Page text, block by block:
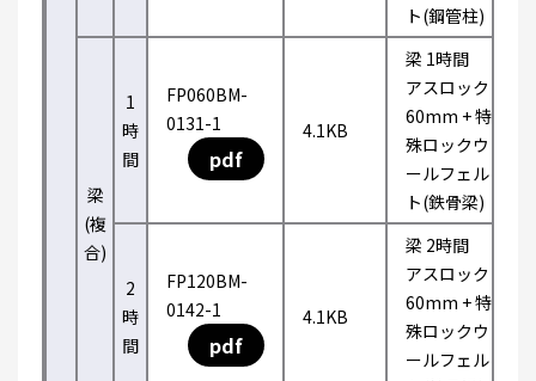
ト(鋼管柱)
梁
(複
合)
1
時
間
FP060BM-
0131-1
pdf
4.1KB
梁 1時間
アスロック
60mm + 特
殊ロックウ
ールフェル
ト(鉄骨梁)
2
時
間
FP120BM-
0142-1
pdf
4.1KB
梁 2時間
アスロック
60mm + 特
殊ロックウ
ールフェル